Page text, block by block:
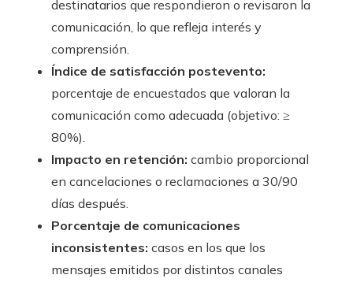
destinatarios que respondieron o revisaron la
comunicación, lo que refleja interés y
comprensión.
Índice de satisfacción postevento:
porcentaje de encuestados que valoran la
comunicación como adecuada (objetivo: ≥
80%).
Impacto en retención: cambio proporcional
en cancelaciones o reclamaciones a 30/90
días después.
Porcentaje de comunicaciones
inconsistentes: casos en los que los
mensajes emitidos por distintos canales